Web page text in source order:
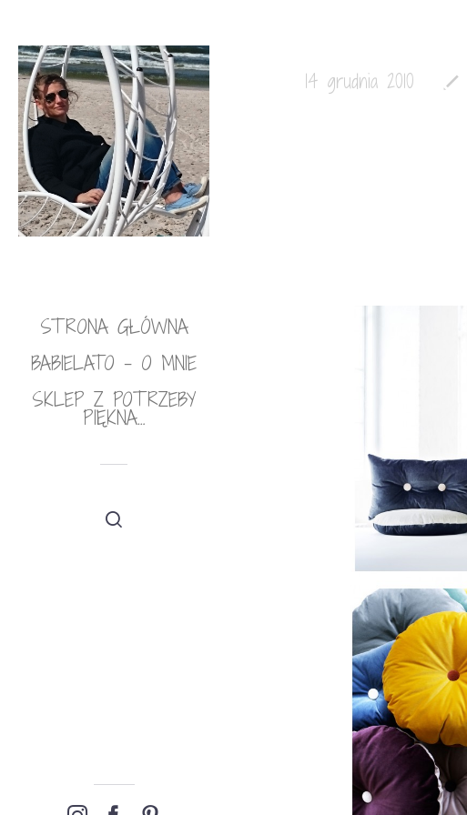
STRONA GŁÓWNA
BABIELATO – O MNIE
SKLEP Z POTRZEBY
PIĘKNA…
14 grudnia 2010